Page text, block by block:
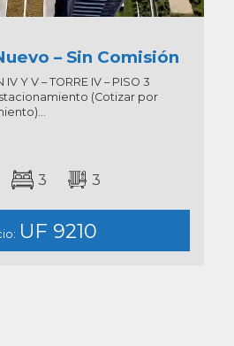
– Sin Comisión
Y V – TORRE IV – PISO 3
(Cotizar por
3 3
UF 9210